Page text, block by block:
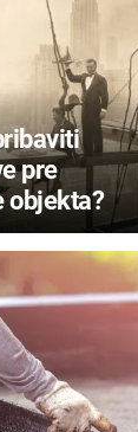
pre
objekta?